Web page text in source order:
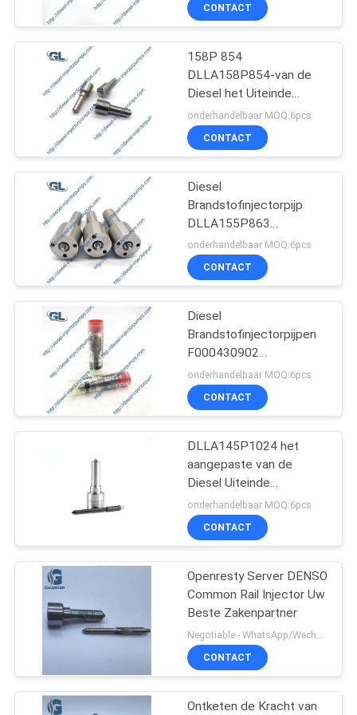
KWALITEITSCONTROLE
VRAAG
OFFERTE
SITEMAP
PRIVACYBELEID
Cat Injector Pump
32
De Pomp van de
Densobrandstofinjectie
254
Brandstofinjectiepomp
van Delphi
88
De Pomp van de
Yanmarbrandstofinjectie
15
CONTACT
158P 854
DLLA158P854-van de
Diesel het Uiteinde
Injecteurspijp DLLA voor
Gemeenschappelijk
Spoor 095000-5471
onderhandelbaar MOQ:6pcs
CONTACT
Diesel
Brandstofinjectorpijp
DLLA155P863
DLLA155P1062
6980548 voor DENSO-
Injecteur 095000-5921
onderhandelbaar MOQ:6pcs
CONTACT
Diesel
Brandstofinjectorpijpen
F000430902
DSLA137P981 DSLA
137P 981
onderhandelbaar MOQ:6pcs
CONTACT
DLLA145P1024 het
aangepaste van de
Diesel Uiteinde
Injecteurspijp voor het
gemeenschappelijke
spoor van Toyota
onderhandelbaar MOQ:6pcs
CONTACT
Openresty Server DENSO
Common Rail Injector Uw
Beste Zakenpartner
CONTACT
Ontketen de Kracht van